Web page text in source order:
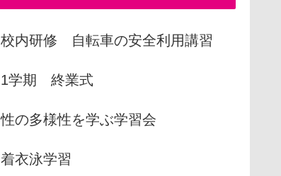
校内研修 自転車の安全利用講習
1学期 終業式
性の多様性を学ぶ学習会
着衣泳学習